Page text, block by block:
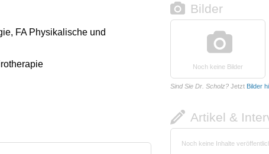
FA Physikalische und
Bilder
Noch keine Bilder
Sind Sie Dr. Scholz? Jetzt Bilder
Artikel &
Noch keine Inhalte